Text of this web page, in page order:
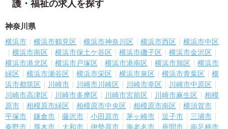
護・福祉の求人を探す
神奈川県
横浜市 横浜市鶴見区 横浜市神奈川区 横浜市西区
横浜市中区
横浜市南区
横浜市保土ケ谷区 横浜市磯子区
横浜市金沢区
横浜市港北区
横浜市戸塚区 横浜市港南区 横浜市旭区
横浜市
緑区
横浜市瀬谷区 横浜市栄区 横浜市泉区 横浜市青葉区
横
浜市都筑区
川崎市 川崎市川崎区 川崎市幸区
川崎市中原区
川崎市高津区
川崎市多摩区 川崎市宮前区 川崎市麻生区
相模
原市
相模原市緑区 相模原市中央区 相模原市南区
横須賀市
平塚市
鎌倉市 藤沢市 小田原市 茅ヶ崎市 逗子市
三浦市
秦野市
厚木市 大和市 伊勢原市 海老名市 座間市
南足柄市